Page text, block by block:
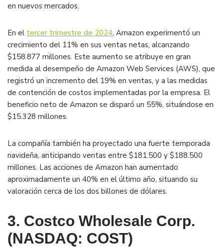
en nuevos mercados.
En el tercer trimestre de 2024, Amazon experimentó un
crecimiento del 11% en sus ventas netas, alcanzando
$158.877 millones. Este aumento se atribuye en gran
medida al desempeño de Amazon Web Services (AWS), que
registró un incremento del 19% en ventas, y a las medidas
de contención de costos implementadas por la empresa. El
beneficio neto de Amazon se disparó un 55%, situándose en
$15.328 millones.
La compañía también ha proyectado una fuerte temporada
navideña, anticipando ventas entre $181.500 y $188.500
millones. Las acciones de Amazon han aumentado
aproximadamente un 40% en el último año, situando su
valoración cerca de los dos billones de dólares.
3. Costco Wholesale Corp.
(NASDAQ: COST)